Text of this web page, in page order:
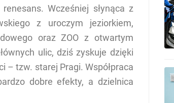
Wcześniej słynąca z
z uroczym jeziorkiem,
oraz ZOO z otwartym
ulic, dziś zyskuje dzięki
– tzw. starej Pragi. Współpraca
dobre efekty, a dzielnica